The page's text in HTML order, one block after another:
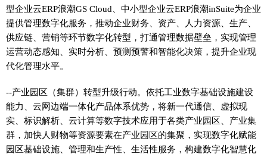
型企业云ERP浪潮GS Cloud、中小型企业云ERP浪潮inSuite为企业
提供管理数字化服务，推动企业财务、资产、人力资源、生产、
供应链、营销等环节数字化转型，打通管理数据壁垒，实现管理
运营动态感知、实时分析、预测预警和智能化决策，提升企业现
代化管理水平。
--产业园区（集群）转型升级行动。依托工业数字基础设施建设
能力、云网边端一体化产品体系优势，将新一代通信、虚拟现
实、标识解析、云计算等数字技术应用于各类产业园区、产业集
群，加快人财物等资源要素在产业园区的集聚，实现数字化赋能
园区基础设施、管理和生产性、生活性服务，构建数字化智慧化